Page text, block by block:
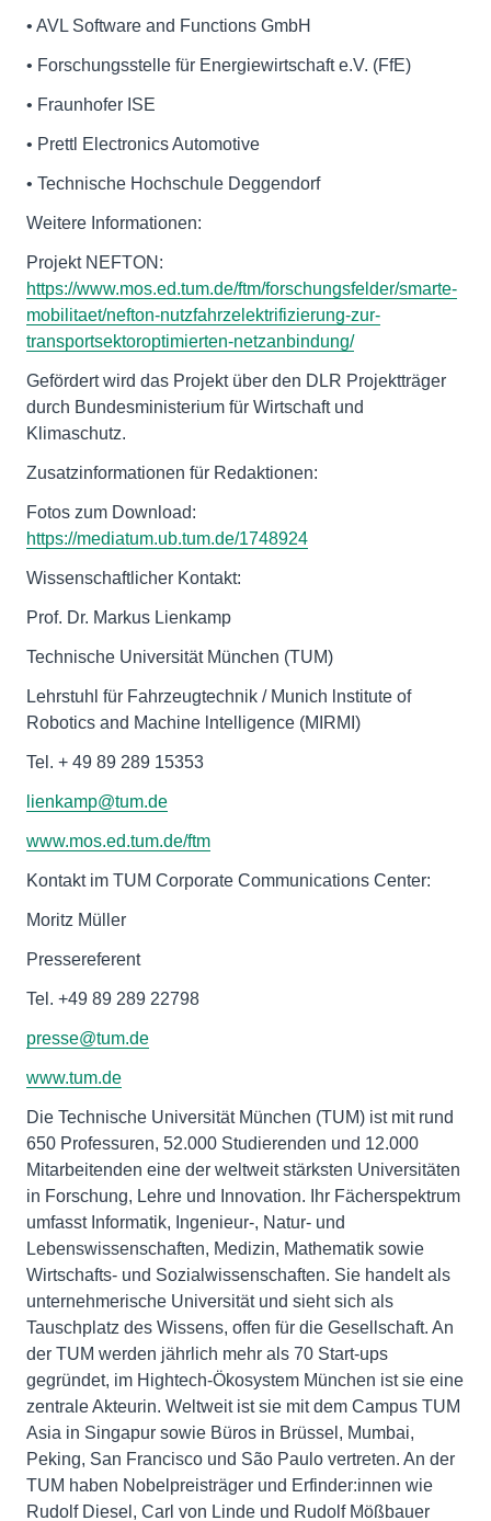
• AVL Software and Functions GmbH
• Forschungsstelle für Energiewirtschaft e.V. (FfE)
• Fraunhofer ISE
• Prettl Electronics Automotive
• Technische Hochschule Deggendorf
Weitere Informationen:
Projekt NEFTON:
https://www.mos.ed.tum.de/ftm/forschungsfelder/smarte-
mobilitaet/nefton-nutzfahrzelektrifizierung-zur-
transportsektoroptimierten-netzanbindung/
Gefördert wird das Projekt über den DLR Projektträger
durch Bundesministerium für Wirtschaft und
Klimaschutz.
Zusatzinformationen für Redaktionen:
Fotos zum Download:
https://mediatum.ub.tum.de/1748924
Wissenschaftlicher Kontakt:
Prof. Dr. Markus Lienkamp
Technische Universität München (TUM)
Lehrstuhl für Fahrzeugtechnik / Munich lnstitute of
Robotics and Machine lntelligence (MIRMI)
Tel. + 49 89 289 15353
lienkamp@tum.de
www.mos.ed.tum.de/ftm
Kontakt im TUM Corporate Communications Center:
Moritz Müller
Pressereferent
Tel. +49 89 289 22798
presse@tum.de
www.tum.de
Die Technische Universität München (TUM) ist mit rund
650 Professuren, 52.000 Studierenden und 12.000
Mitarbeitenden eine der weltweit stärksten Universitäten
in Forschung, Lehre und Innovation. Ihr Fächerspektrum
umfasst Informatik, Ingenieur-, Natur- und
Lebenswissenschaften, Medizin, Mathematik sowie
Wirtschafts- und Sozialwissenschaften. Sie handelt als
unternehmerische Universität und sieht sich als
Tauschplatz des Wissens, offen für die Gesellschaft. An
der TUM werden jährlich mehr als 70 Start-ups
gegründet, im Hightech-Ökosystem München ist sie eine
zentrale Akteurin. Weltweit ist sie mit dem Campus TUM
Asia in Singapur sowie Büros in Brüssel, Mumbai,
Peking, San Francisco und São Paulo vertreten. An der
TUM haben Nobelpreisträger und Erfinder:innen wie
Rudolf Diesel, Carl von Linde und Rudolf Mößbauer